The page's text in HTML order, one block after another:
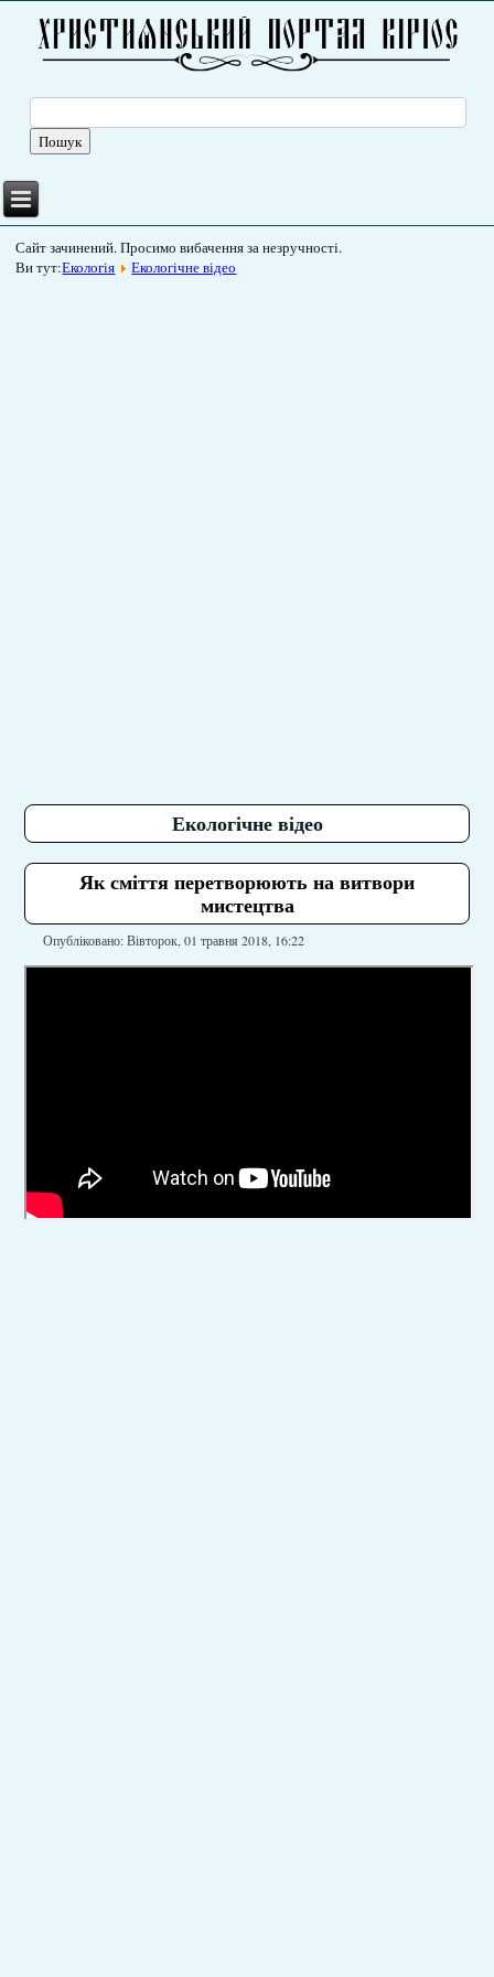
Сайт зачинений. Просимо вибачення за незручності.
Ви тут:Екологія Екологічне відео
Екологічне відео
Як сміття перетворюють на витвори
мистецтва
Опубліковано: Вівторок, 01 травня 2018, 16:22